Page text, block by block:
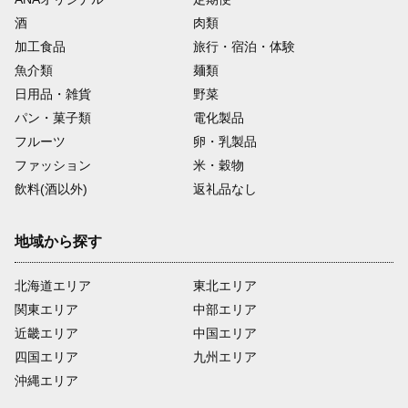
酒
肉類
加工食品
旅行・宿泊・体験
魚介類
麺類
日用品・雑貨
野菜
パン・菓子類
電化製品
フルーツ
卵・乳製品
ファッション
米・穀物
飲料(酒以外)
返礼品なし
地域から探す
北海道エリア
関東エリア
近畿エリア
四国エリア
沖縄エリア
東北エリア
中部エリア
中国エリア
九州エリア